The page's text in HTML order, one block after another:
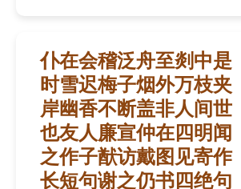
仆在会稽泛舟至剡中是
时雪迟梅子烟外万枝夹
岸幽香不断盖非人间世
也友人廉宣仲在四明闻
之作子猷访戴图见寄作
长短句谢之仍书四绝句